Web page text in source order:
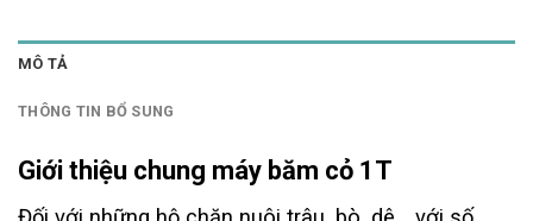
MÔ TẢ
THÔNG TIN BỔ SUNG
Giới thiệu chung máy băm cỏ 1T